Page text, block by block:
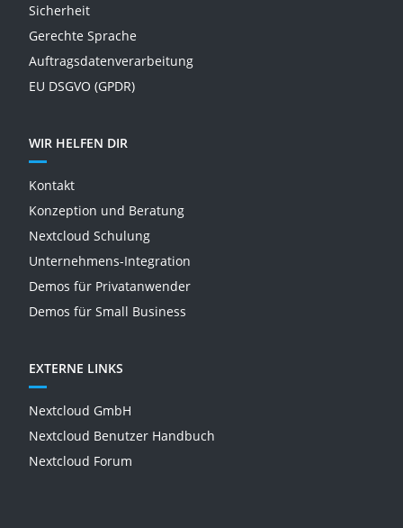
Sicherheit
Gerechte Sprache
Auftragsdatenverarbeitung
EU DSGVO (GPDR)
WIR HELFEN DIR
Kontakt
Konzeption und Beratung
Nextcloud Schulung
Unternehmens-Integration
Demos für Privatanwender
Demos für Small Business
EXTERNE LINKS
Nextcloud GmbH
Nextcloud Benutzer Handbuch
Nextcloud Forum